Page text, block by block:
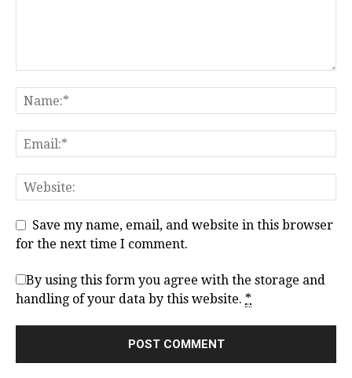
Save my name, email, and website in this browser
for the next time I comment.
By using this form you agree with the storage and
handling of your data by this website. *